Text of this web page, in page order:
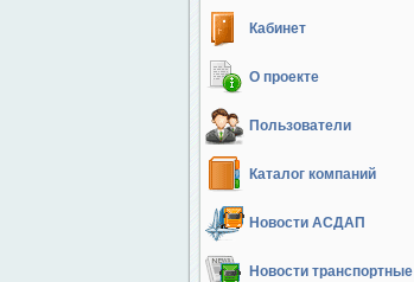
Кабинет
О проекте
Пользователи
Каталог компаний
Новости АСДАП
Новости транспортные